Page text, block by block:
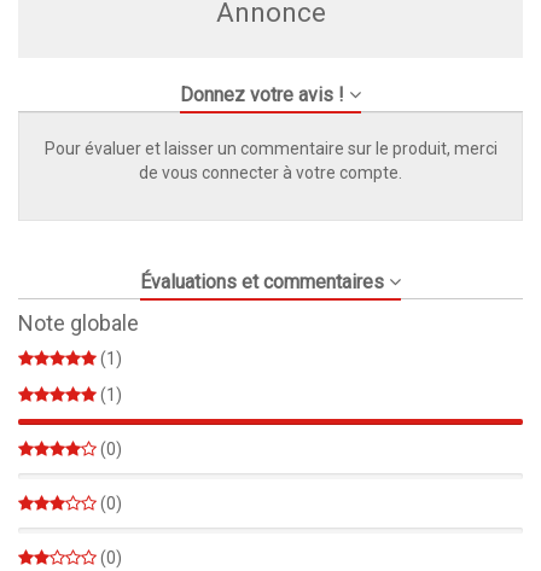
Annonce
Donnez votre avis !
Pour évaluer et laisser un commentaire sur le produit, merci
de vous connecter à votre compte.
Évaluations et commentaires
Note globale
(1)
(1)
100%
(0)
(0)
(0)